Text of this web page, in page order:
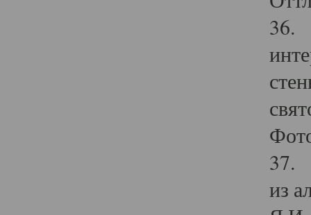
36.
37.
из